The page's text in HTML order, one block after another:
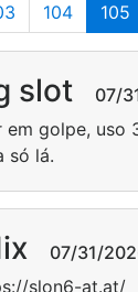
104 105
slot07/31/
em golpe, uso
só lá.
07/31/2026
slon6-at.at/